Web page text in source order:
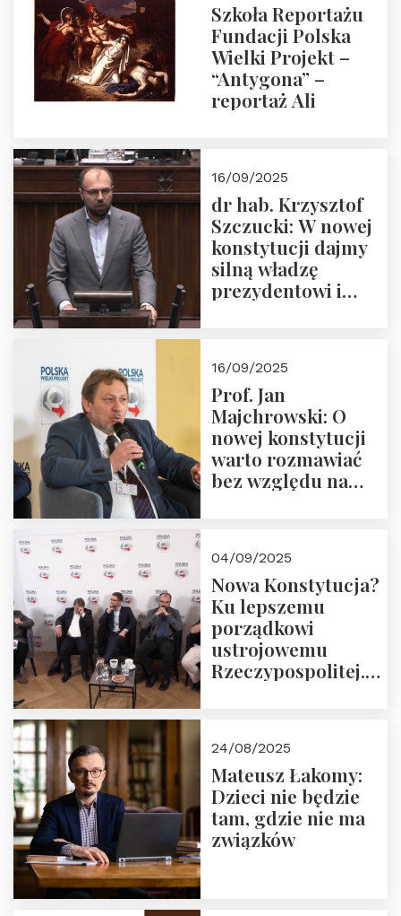
Szkoła Reportażu
Fundacji Polska
Wielki Projekt –
“Antygona” –
reportaż Ali
16/09/2025
dr hab. Krzysztof
Szczucki: W nowej
konstytucji dajmy
silną władzę
prezydentowi i
16/09/2025
Prof. Jan
Majchrowski: O
nowej konstytucji
warto rozmawiać
bez względu na
04/09/2025
Nowa Konstytucja?
Ku lepszemu
porządkowi
ustrojowemu
Rzeczypospolitej.
24/08/2025
Mateusz Łakomy:
Dzieci nie będzie
tam, gdzie nie ma
związków